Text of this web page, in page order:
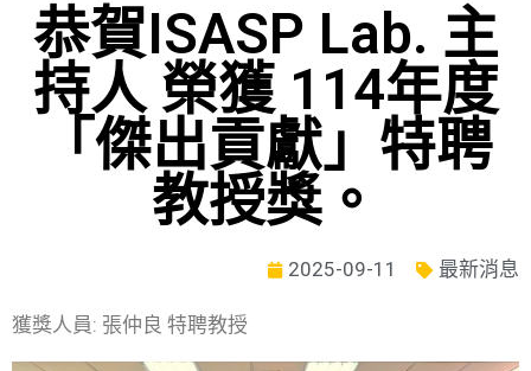
恭賀ISASP Lab. 主
持人 榮獲 114年度
「傑出貢獻」特聘
教授獎。
2025-09-11 最新消息
獲獎人員: 張仲良 特聘教授